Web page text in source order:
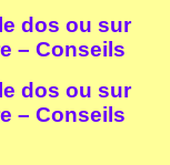
dos ou sur
– Conseils
dos ou sur
– Conseils